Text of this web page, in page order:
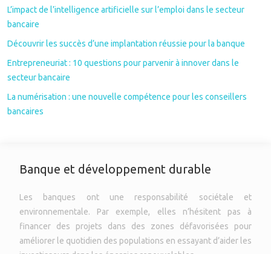
L’impact de l’intelligence artificielle sur l’emploi dans le secteur
bancaire
Découvrir les succès d’une implantation réussie pour la banque
Entrepreneuriat : 10 questions pour parvenir à innover dans le
secteur bancaire
La numérisation : une nouvelle compétence pour les conseillers
bancaires
Banque et développement durable
Les banques ont une responsabilité sociétale et
environnementale. Par exemple, elles n’hésitent pas à
financer des projets dans des zones défavorisées pour
améliorer le quotidien des populations en essayant d’aider les